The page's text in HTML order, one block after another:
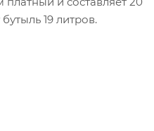
19 литров.